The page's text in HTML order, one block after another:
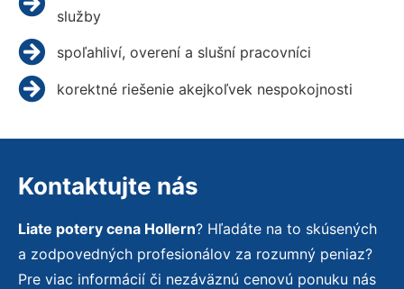
služby
spoľahliví, overení a slušní pracovníci
korektné riešenie akejkoľvek nespokojnosti
Kontaktujte nás
Liate potery cena Hollern? Hľadáte na to skúsených
a zodpovedných profesionálov za rozumný peniaz?
Pre viac informácií či nezáväznú cenovú ponuku nás